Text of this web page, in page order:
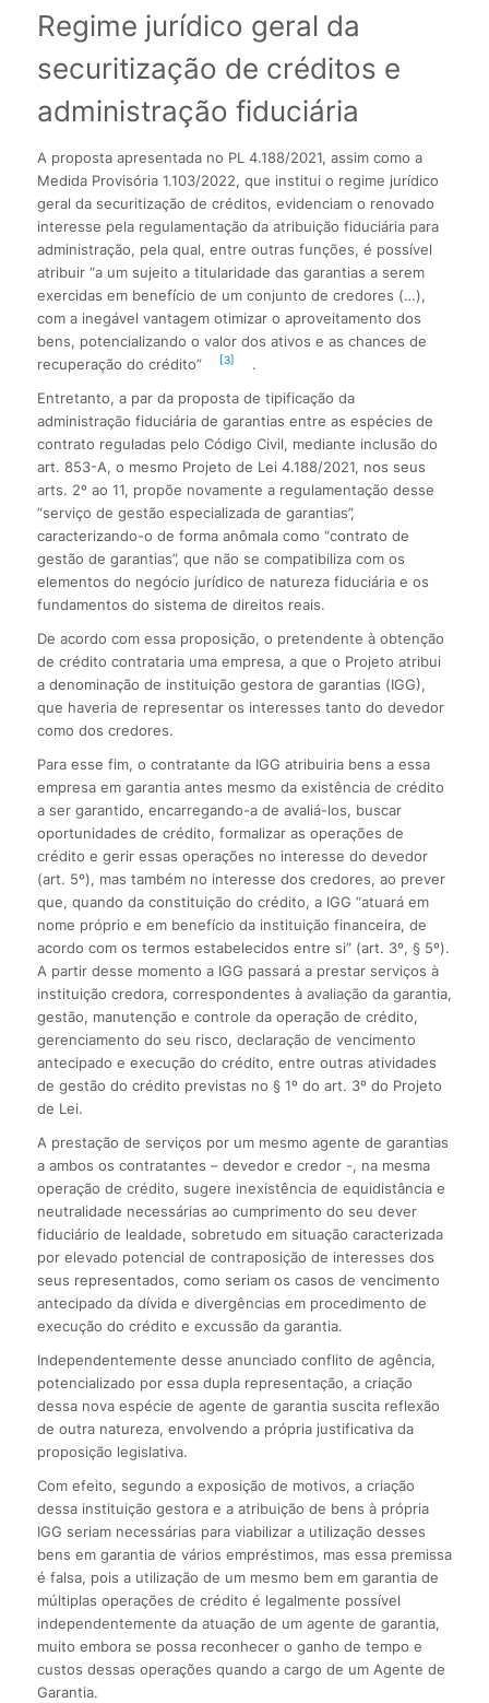
Regime jurídico geral da
securitização de créditos e
administração fiduciária
A proposta apresentada no PL 4.188/2021, assim como a
Medida Provisória 1.103/2022, que institui o regime jurídico
geral da securitização de créditos, evidenciam o renovado
interesse pela regulamentação da atribuição fiduciária para
administração, pela qual, entre outras funções, é possível
atribuir “a um sujeito a titularidade das garantias a serem
exercidas em benefício de um conjunto de credores (…),
com a inegável vantagem otimizar o aproveitamento dos
bens, potencializando o valor dos ativos e as chances de
recuperação do crédito”
[3]
.
Entretanto, a par da proposta de tipificação da
administração fiduciária de garantias entre as espécies de
contrato reguladas pelo Código Civil, mediante inclusão do
art. 853-A, o mesmo Projeto de Lei 4.188/2021, nos seus
arts. 2º ao 11, propõe novamente a regulamentação desse
“serviço de gestão especializada de garantias”,
caracterizando-o de forma anômala como “contrato de
gestão de garantias”, que não se compatibiliza com os
elementos do negócio jurídico de natureza fiduciária e os
fundamentos do sistema de direitos reais.
De acordo com essa proposição, o pretendente à obtenção
de crédito contrataria uma empresa, a que o Projeto atribui
a denominação de instituição gestora de garantias (IGG),
que haveria de representar os interesses tanto do devedor
como dos credores.
Para esse fim, o contratante da IGG atribuiria bens a essa
empresa em garantia antes mesmo da existência de crédito
a ser garantido, encarregando-a de avaliá-los, buscar
oportunidades de crédito, formalizar as operações de
crédito e gerir essas operações no interesse do devedor
(art. 5º), mas também no interesse dos credores, ao prever
que, quando da constituição do crédito, a IGG “atuará em
nome próprio e em benefício da instituição financeira, de
acordo com os termos estabelecidos entre si” (art. 3º, § 5º).
A partir desse momento a IGG passará a prestar serviços à
instituição credora, correspondentes à avaliação da garantia,
gestão, manutenção e controle da operação de crédito,
gerenciamento do seu risco, declaração de vencimento
antecipado e execução do crédito, entre outras atividades
de gestão do crédito previstas no § 1º do art. 3º do Projeto
de Lei.
A prestação de serviços por um mesmo agente de garantias
a ambos os contratantes – devedor e credor -, na mesma
operação de crédito, sugere inexistência de equidistância e
neutralidade necessárias ao cumprimento do seu dever
fiduciário de lealdade, sobretudo em situação caracterizada
por elevado potencial de contraposição de interesses dos
seus representados, como seriam os casos de vencimento
antecipado da dívida e divergências em procedimento de
execução do crédito e excussão da garantia.
Independentemente desse anunciado conflito de agência,
potencializado por essa dupla representação, a criação
dessa nova espécie de agente de garantia suscita reflexão
de outra natureza, envolvendo a própria justificativa da
proposição legislativa.
Com efeito, segundo a exposição de motivos, a criação
dessa instituição gestora e a atribuição de bens à própria
IGG seriam necessárias para viabilizar a utilização desses
bens em garantia de vários empréstimos, mas essa premissa
é falsa, pois a utilização de um mesmo bem em garantia de
múltiplas operações de crédito é legalmente possível
independentemente da atuação de um agente de garantia,
muito embora se possa reconhecer o ganho de tempo e
custos dessas operações quando a cargo de um Agente de
Garantia.